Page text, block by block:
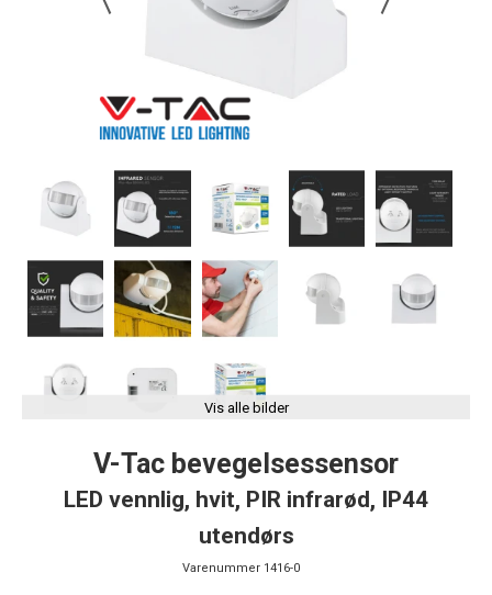
Vis alle bilder
V-Tac bevegelsessensor
LED vennlig, hvit, PIR infrarød, IP44
utendørs
Varenummer 1416-0